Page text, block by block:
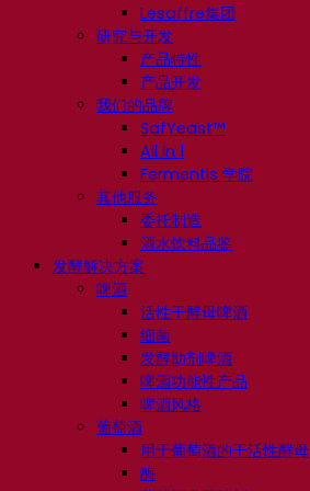
Lesaffre集团
研究与开发
产品特性
产品开发
我们的品牌
SafYeast™
All In 1
Fermentis 学院
其他服务
委托制造
酒水饮料品鉴
发酵解决方案
啤酒
活性干酵母啤酒
细菌
发酵助剂啤酒
啤酒功能性产品
啤酒风格
葡萄酒
用于葡萄酒的干活性酵母
酶